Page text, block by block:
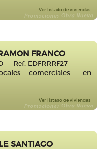
Ver listado de viviendas
FRANCO
Ref: EDFRRRF27
comerciales... en
Ver listado de viviendas
SANTIAGO